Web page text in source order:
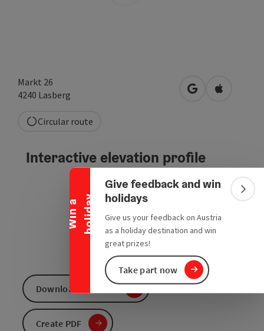
W
i
n
a
h
o
l
i
d
a y
Collapse banner
Give feedback and win
holidays
Give us your feedback on Austria
as a holiday destination and win
great prizes!
Take part now
Markt 26
4240 Lasberg open in Google
Open in
Circular route
Interactive elevation profile
Download GPS data
Create PDF